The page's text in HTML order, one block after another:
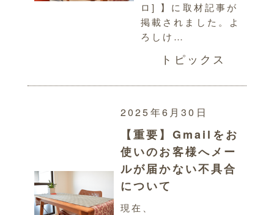
ロ] 】に取材記事が
掲載されました。よ
ろしけ…
トピックス
2025年6月30日
【重要】Gmailをお
使いのお客様へメー
ルが届かない不具合
について
現在、